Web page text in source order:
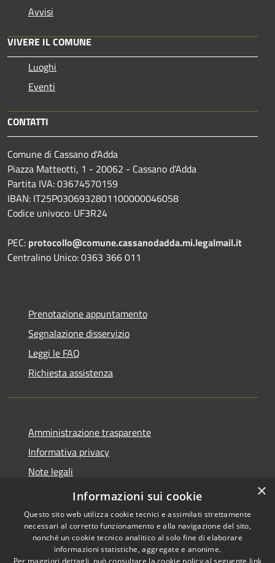
Avvisi
VIVERE IL COMUNE
Luoghi
Eventi
CONTATTI
Comune di Cassano d'Adda
Piazza Matteotti, 1 - 20062 - Cassano d'Adda
Partita IVA: 03674570159
IBAN: IT25P0306932801100000046058
Codice univoco: UF3R24
PEC: protocollo@comune.cassanodadda.mi.legalmail.it
Centralino Unico: 0363 366 011
Prenotazione appuntamento
Segnalazione disservizio
Leggi le FAQ
Richiesta assistenza
Amministrazione trasparente
Informativa privacy
Note legali
Dichiarazione di accessibilità
Copyright © 2026 • Comune di
×
Informazioni sui cookie
Questo sito web utilizza cookie tecnici e assimilati strettamente
necessari al corretto funzionamento e alla navigazione del sito,
nonché un cookie tecnico analitico al solo fine di elaborare
informazioni statistiche, aggregate e anonime.
Per maggiori dettagli, può consultare la cookie policy al seguente link